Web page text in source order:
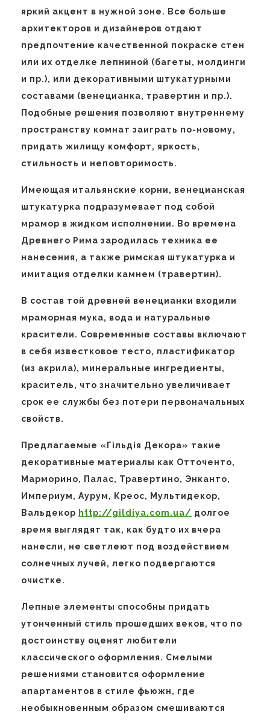
яркий акцент в нужной зоне. Все больше
архитекторов и дизайнеров отдают
предпочтение качественной покраске стен
или их отделке лепниной (багеты, молдинги
и пр.), или декоративными штукатурными
составами (венецианка, травертин и пр.).
Подобные решения позволяют внутреннему
пространству комнат заиграть по-новому,
придать жилищу комфорт, яркость,
стильность и неповторимость.
Имеющая итальянские корни, венецианская
штукатурка подразумевает под собой
мрамор в жидком исполнении. Во времена
Древнего Рима зародилась техника ее
нанесения, а также римская штукатурка и
имитация отделки камнем (травертин).
В состав той древней венецианки входили
мраморная мука, вода и натуральные
красители. Современные составы включают
в себя известковое тесто, пластификатор
(из акрила), минеральные ингредиенты,
краситель, что значительно увеличивает
срок ее службы без потери первоначальных
свойств.
Предлагаемые «Гiльдiя Декора» такие
декоративные материалы как Отточенто,
Марморино, Палас, Травертино, Энканто,
Империум, Аурум, Креос, Мультидекор,
Вальдекор http://gildiya.com.ua/ долгое
время выглядят так, как будто их вчера
нанесли, не светлеют под воздействием
солнечных лучей, легко подвергаются
очистке.
Лепные элементы способны придать
утонченный стиль прошедших веков, что по
достоинству оценят любители
классического оформления. Смелыми
решениями становится оформление
апартаментов в стиле фьюжн, где
необыкновенным образом смешиваются